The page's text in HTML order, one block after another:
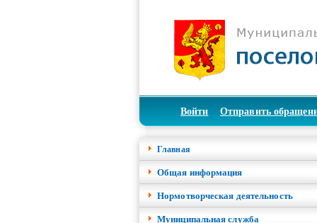
Войти Отправить
Главная
Общая информация
Нормотворческая деятельность
Муниципальная служба